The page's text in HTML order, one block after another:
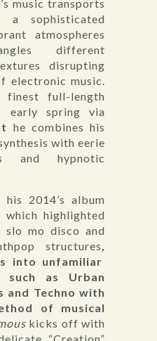
’s music transports
sophisticated
atmospheres
different
disrupting
electronic music.
full-length
early spring via
he combines his
with eerie
and hypnotic
2014’s album
highlighted
slo mo disco and
structures
into unfamiliar
as Urban
and Techno with
of musical
kicks off with
“Creation”